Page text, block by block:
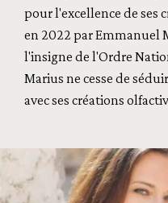
pour l'excellence de ses
en 2022 par Emmanuel
l'insigne de l'Ordre
Marius ne cesse de
avec ses créations